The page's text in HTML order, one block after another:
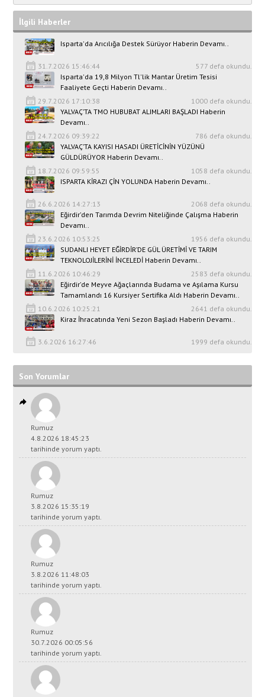
İlgili Haberler
Isparta'da Arıcılığa Destek Sürüyor Haberin Devamı..
31.7.2026 15:46:44
577 defa okundu.
Isparta'da 19,8 Milyon Tl'lik Mantar Üretim Tesisi
Faaliyete Geçti Haberin Devamı..
29.7.2026 17:10:38
1000 defa okundu.
YALVAÇ’TA TMO HUBUBAT ALIMLARI BAŞLADI Haberin
Devamı..
24.7.2026 09:39:22
786 defa okundu.
YALVAÇ’TA KAYISI HASADI ÜRETİCİNİN YÜZÜNÜ
GÜLDÜRÜYOR Haberin Devamı..
18.7.2026 09:59:55
1058 defa okundu.
ISPARTA KİRAZI ÇİN YOLUNDA Haberin Devamı..
26.6.2026 14:27:13
2068 defa okundu.
Eğirdir’den Tarımda Devrim Niteliğinde Çalışma Haberin
Devamı..
23.6.2026 10:53:25
1956 defa okundu.
SUDANLI HEYET EĞİRDİR’DE GÜL ÜRETİMİ VE TARIM
TEKNOLOJİLERİNİ İNCELEDİ Haberin Devamı..
11.6.2026 10:46:29
2583 defa okundu.
Eğirdir’de Meyve Ağaçlarında Budama ve Aşılama Kursu
Tamamlandı 16 Kursiyer Sertifika Aldı Haberin Devamı..
10.6.2026 10:25:21
2641 defa okundu.
Kiraz İhracatında Yeni Sezon Başladı Haberin Devamı..
3.6.2026 16:27:46 1999 defa okundu.
Son Yorumlar
Rumuz
4.8.2026 18:45:23
tarihinde yorum yaptı.
Rumuz
3.8.2026 15:35:19
tarihinde yorum yaptı.
Rumuz
3.8.2026 11:48:03
tarihinde yorum yaptı.
Rumuz
30.7.2026 00:05:56
tarihinde yorum yaptı.